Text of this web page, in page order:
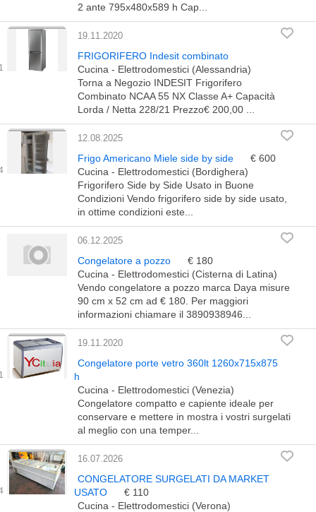
2 ante 795x480x589 h Cap...
19.11.2020
FRIGORIFERO Indesit combinato
Cucina - Elettrodomestici (Alessandria)
Torna a Negozio INDESIT Frigorifero
Combinato NCAA 55 NX Classe A+ Capacità
Lorda / Netta 228/21 Prezzo€ 200,00 ...
12.08.2025
Frigo Americano Miele side by side
€ 600
Cucina - Elettrodomestici (Bordighera)
Frigorifero Side by Side Usato in Buone
Condizioni Vendo frigorifero side by side usato,
in ottime condizioni este...
06.12.2025
Congelatore a pozzo
€ 180
Cucina - Elettrodomestici (Cisterna di Latina)
Vendo congelatore a pozzo marca Daya misure
90 cm x 52 cm ad € 180. Per maggiori
informazioni chiamare il 3890938946...
19.11.2020
Congelatore porte vetro 360lt 1260x715x875
h
Cucina - Elettrodomestici (Venezia)
Congelatore compatto e capiente ideale per
conservare e mettere in mostra i vostri surgelati
al meglio con una temper...
16.07.2026
CONGELATORE SURGELATI DA MARKET
USATO
€ 110
Cucina - Elettrodomestici (Verona)